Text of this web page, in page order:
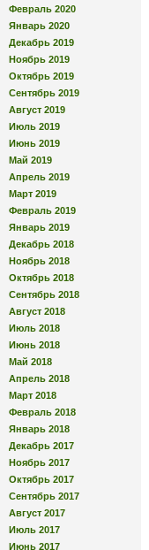
Февраль 2020
Январь 2020
Декабрь 2019
Ноябрь 2019
Октябрь 2019
Сентябрь 2019
Август 2019
Июль 2019
Июнь 2019
Май 2019
Апрель 2019
Март 2019
Февраль 2019
Январь 2019
Декабрь 2018
Ноябрь 2018
Октябрь 2018
Сентябрь 2018
Август 2018
Июль 2018
Июнь 2018
Май 2018
Апрель 2018
Март 2018
Февраль 2018
Январь 2018
Декабрь 2017
Ноябрь 2017
Октябрь 2017
Сентябрь 2017
Август 2017
Июль 2017
Июнь 2017